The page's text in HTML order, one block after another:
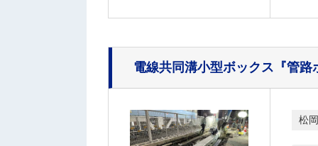
電線共同溝小型ボックス 『管
松